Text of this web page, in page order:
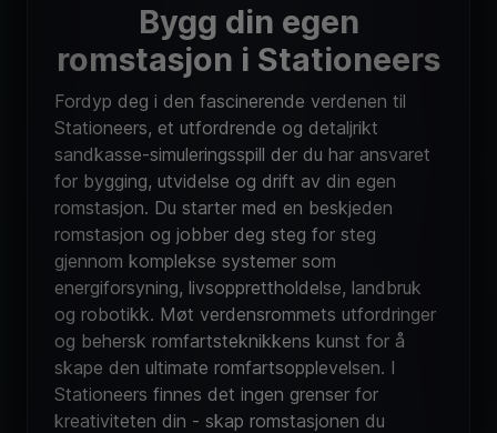
Bygg din egen
romstasjon i Stationeers
Fordyp deg i den fascinerende verdenen til
Stationeers, et utfordrende og detaljrikt
sandkasse-simuleringsspill der du har ansvaret
for bygging, utvidelse og drift av din egen
romstasjon. Du starter med en beskjeden
romstasjon og jobber deg steg for steg
gjennom komplekse systemer som
energiforsyning, livsopprettholdelse, landbruk
og robotikk. Møt verdensrommets utfordringer
og behersk romfartsteknikkens kunst for å
skape den ultimate romfartsopplevelsen. I
Stationeers finnes det ingen grenser for
kreativiteten din - skap romstasjonen du